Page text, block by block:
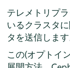
テレメトリプ
いるクラスタ
タを送信します
この(オプトイ